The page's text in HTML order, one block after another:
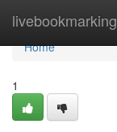
livebookmarking
Home
Home
1